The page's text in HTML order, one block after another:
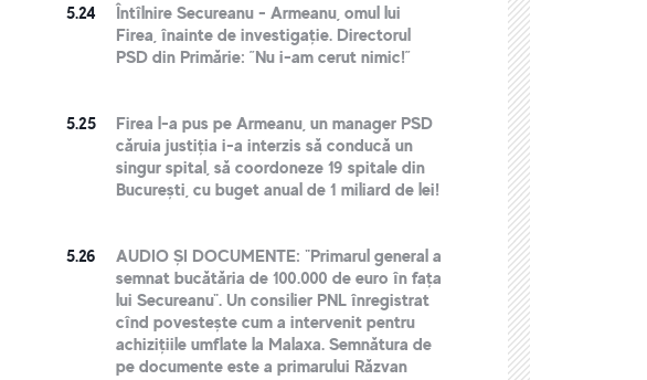
5.24
Întîlnire Secureanu - Armeanu, omul lui
Firea, înainte de investigație. Directorul
PSD din Primărie: ”Nu i-am cerut nimic!”
5.25
Firea l-a pus pe Armeanu, un manager PSD
căruia justiția i-a interzis să conducă un
singur spital, să coordoneze 19 spitale din
București, cu buget anual de 1 miliard de lei!
5.26
AUDIO ȘI DOCUMENTE: "Primarul general a
semnat bucătăria de 100.000 de euro în fața
lui Secureanu". Un consilier PNL înregistrat
cînd povestește cum a intervenit pentru
achizițiile umflate la Malaxa. Semnătura de
pe documente este a primarului Răzvan